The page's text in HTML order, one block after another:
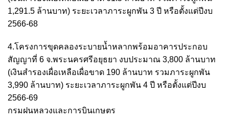
1,291.5 ล้านบาท) ระยะเวลาภาระผูกพัน 3 ปี หรือตั้งแต่ปีงบ
2566-68
4.โครงการขุดคลองระบายน้ำหลากพร้อมอาคารประกอบ
สัญญาที่ 6 จ.พระนครศรีอยุธยา งบประมาณ 3,800 ล้านบาท
(เงินสำรองเผื่อเหลือเผื่อขาด 190 ล้านบาท รวมภาระผูกพัน
3,990 ล้านบาท) ระยะเวลาภาระผูกพัน 4 ปี หรือตั้งแต่ปีงบ
2566-69
กรมฝนหลวงและการบินเกษตร